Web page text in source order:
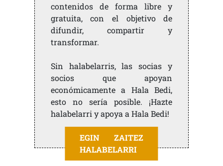
contenidos de forma libre y
gratuita, con el objetivo de
difundir, compartir y
transformar.
Sin halabelarris, las socias y
socios que apoyan
económicamente a Hala Bedi,
esto no sería posible. ¡Hazte
halabelarri y apoya a Hala Bedi!
EGIN ZAITEZ
HALABELARRI